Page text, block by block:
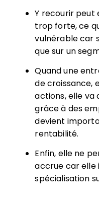
Y recourir peut
trop forte, ce
vulnérable car
que sur un
Quand une
de croissance,
actions, elle va
grâce à des
devient
rentabilité.
Enfin, elle ne
accrue car elle
spécialisation